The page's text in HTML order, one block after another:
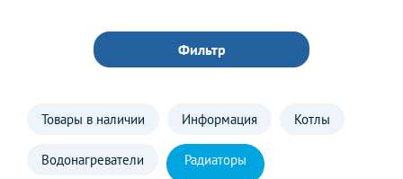
Фильтр
Товары в наличии Информация Котлы
Водонагреватели Радиаторы